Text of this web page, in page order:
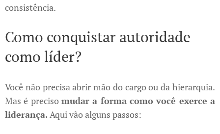
consistência.
Como conquistar autoridade
como líder?
Você não precisa abrir mão do cargo ou da hierarquia.
Mas é preciso mudar a forma como você exerce a
liderança. Aqui vão alguns passos: